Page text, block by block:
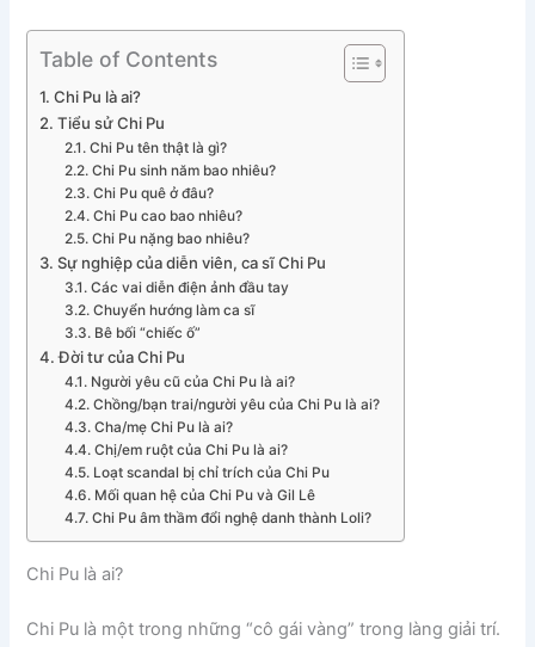
Table of Contents
Chi Pu là ai?
Tiểu sử Chi Pu
Chi Pu tên thật là gì?
Chi Pu sinh năm bao nhiêu?
Chi Pu quê ở đâu?
Chi Pu cao bao nhiêu?
Chi Pu nặng bao nhiêu?
Sự nghiệp của diễn viên, ca sĩ Chi Pu
Các vai diễn điện ảnh đầu tay
Chuyển hướng làm ca sĩ
Bê bối “chiếc ố”
Đời tư của Chi Pu
Người yêu cũ của Chi Pu là ai?
Chồng/bạn trai/người yêu của Chi Pu là ai?
Cha/mẹ Chi Pu là ai?
Chị/em ruột của Chi Pu là ai?
Loạt scandal bị chỉ trích của Chi Pu
Mối quan hệ của Chi Pu và Gil Lê
Chi Pu âm thầm đổi nghệ danh thành Loli?
Chi Pu là ai?
Chi Pu là một trong những “cô gái vàng” trong làng giải trí.